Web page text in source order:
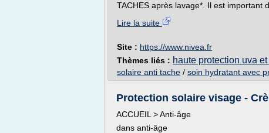
TACHES après lavage*. Il est important
Lire la suite
Site : https://www.nivea.fr
Thèmes liés : haute protection uva
solaire anti tache / soin hydratant avec
Protection solaire visage -
ACCUEIL > Anti-âge
dans anti-âge